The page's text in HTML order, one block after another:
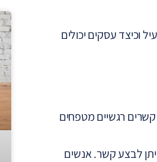
וכיצד עסקים יכולים
קשרים רגשיים מטפחים
לבצע קשר. אנשים